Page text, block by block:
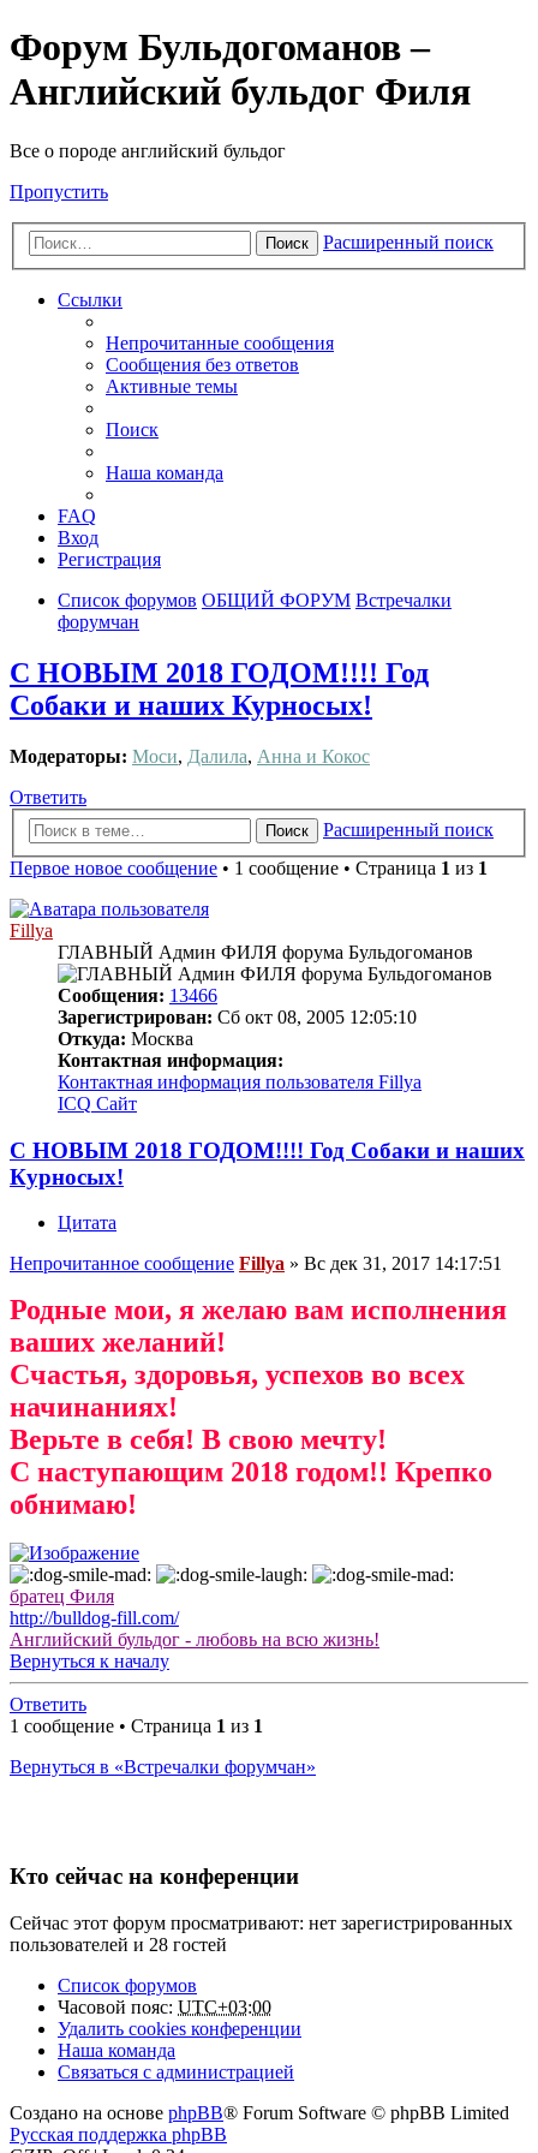
Форум Бульдогоманов –
Английский бульдог Филя
Все о породе английский бульдог
Пропустить
Поиск Расширенный поиск
Ссылки
Непрочитанные сообщения
Сообщения без ответов
Активные темы
Поиск
Наша команда
FAQ
Вход
Регистрация
Список форумов ОБЩИЙ ФОРУМ Встречалки
форумчан
С НОВЫМ 2018 ГОДОМ!!!! Год
Собаки и наших Курносых!
Модераторы: Моси, Далила, Анна и Кокос
Ответить
Поиск
Расширенный поиск
Первое новое сообщение • 1 сообщение • Страница 1 из 1
Fillya
ГЛАВНЫЙ Админ ФИЛЯ форума Бульдогоманов
Сообщения: 13466
Зарегистрирован: Сб окт 08, 2005 12:05:10
Откуда: Москва
Контактная информация:
Контактная информация пользователя Fillya
ICQ Сайт
С НОВЫМ 2018 ГОДОМ!!!! Год Собаки и наших
Курносых!
Цитата
Непрочитанное сообщение Fillya » Вс дек 31, 2017 14:17:51
Родные мои, я желаю вам исполнения
ваших желаний!
Счастья, здоровья, успехов во всех
начинаниях!
Верьте в себя! В свою мечту!
С наступающим 2018 годом!! Крепко
обнимаю!
братец Филя
http://bulldog-fill.com/
Английский бульдог - любовь на всю жизнь!
Вернуться к началу
Ответить
1 сообщение • Страница 1 из 1
Вернуться в «Встречалки форумчан»
Кто сейчас на конференции
Сейчас этот форум просматривают: нет зарегистрированных
пользователей и 28 гостей
Список форумов
Часовой пояс: UTC+03:00
Удалить cookies конференции
Наша команда
Связаться с администрацией
Создано на основе phpBB® Forum Software © phpBB Limited
Русская поддержка phpBB